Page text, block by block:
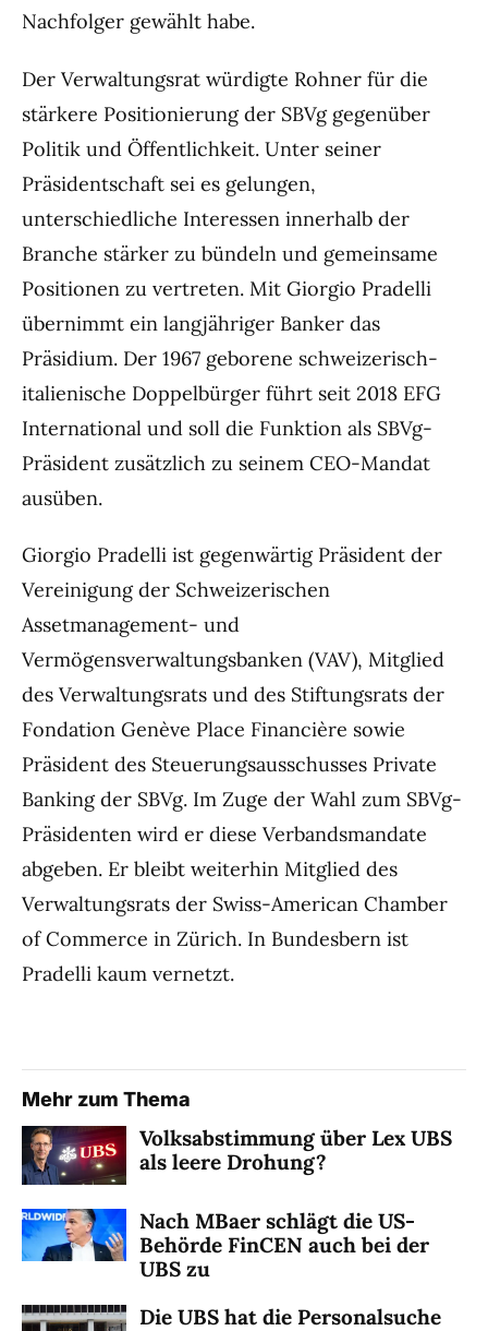
Nachfolger gewählt habe.
Der Verwaltungsrat würdigte Rohner für die
stärkere Positionierung der SBVg gegenüber
Politik und Öffentlichkeit. Unter seiner
Präsidentschaft sei es gelungen,
unterschiedliche Interessen innerhalb der
Branche stärker zu bündeln und gemeinsame
Positionen zu vertreten. Mit Giorgio Pradelli
übernimmt ein langjähriger Banker das
Präsidium. Der 1967 geborene schweizerisch-
italienische Doppelbürger führt seit 2018 EFG
International und soll die Funktion als SBVg-
Präsident zusätzlich zu seinem CEO-Mandat
ausüben.
Giorgio Pradelli ist gegenwärtig Präsident der
Vereinigung der Schweizerischen
Assetmanagement- und
Vermögensverwaltungsbanken (VAV), Mitglied
des Verwaltungsrats und des Stiftungsrats der
Fondation Genève Place Financière sowie
Präsident des Steuerungsausschusses Private
Banking der SBVg. Im Zuge der Wahl zum SBVg-
Präsidenten wird er diese Verbandsmandate
abgeben. Er bleibt weiterhin Mitglied des
Verwaltungsrats der Swiss-American Chamber
of Commerce in Zürich. In Bundesbern ist
Pradelli kaum vernetzt.
Mehr zum Thema
Volksabstimmung über Lex UBS
als leere Drohung?
Nach MBaer schlägt die US-
Behörde FinCEN auch bei der
UBS zu
Die UBS hat die Personalsuche